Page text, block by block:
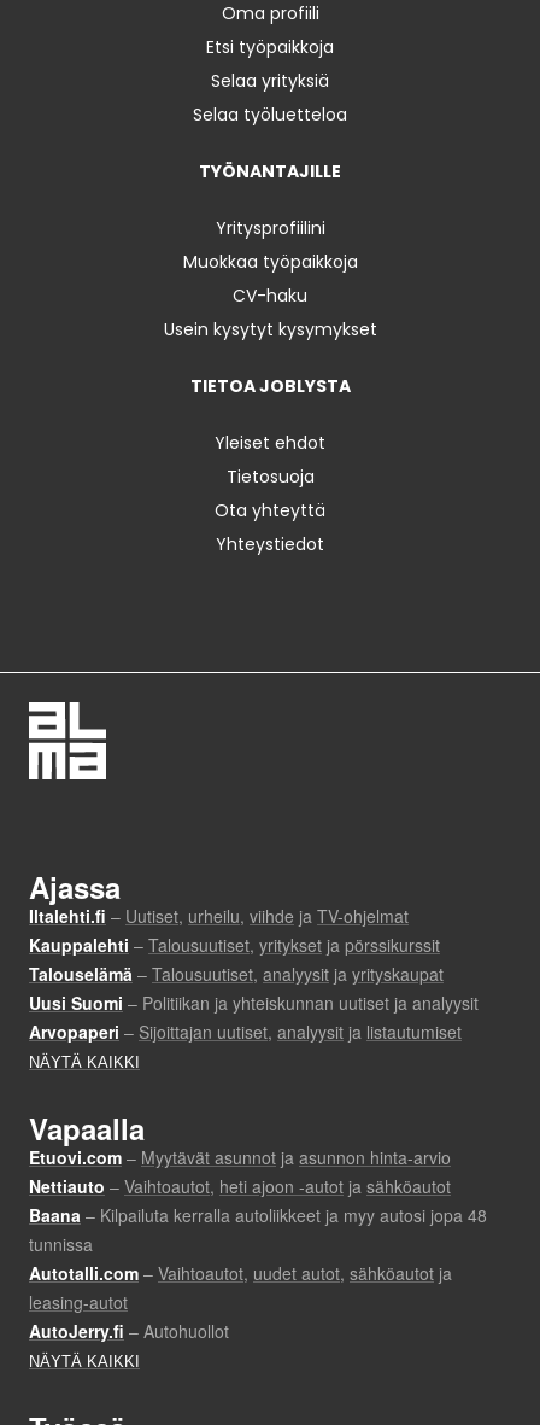
Oma profiili
Etsi työpaikkoja
Selaa yrityksiä
Selaa työluetteloa
TYÖNANTAJILLE
Yritysprofiilini
Muokkaa työpaikkoja
CV-haku
Usein kysytyt kysymykset
TIETOA JOBLYSTA
Yleiset ehdot
Tietosuoja
Ota yhteyttä
Yhteystiedot